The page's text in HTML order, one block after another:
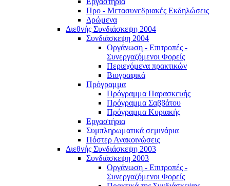
Προ - Μετασυνεδριακές Εκδηλώσεις
Δρώμενα
Διεθνής Συνδιάσκεψη 2004
Συνδιάσκεψη 2004
Οργάνωση - Επιτροπές -
Συνεργαζόμενοι Φορείς
Περιεχόμενα πρακτικών
Βιογραφικά
Πρόγραμμα
Πρόγραμμα Παρασκευής
Πρόγραμμα Σαββάτου
Πρόγραμμα Κυριακής
Εργαστήρια
Συμπληρωματικά σεμινάρια
Πόστερ Ανακοινώσεις
Διεθνής Συνδιάσκεψη 2003
Συνδιάσκεψη 2003
Οργάνωση - Επιτροπές -
Συνεργαζόμενοι Φορείς